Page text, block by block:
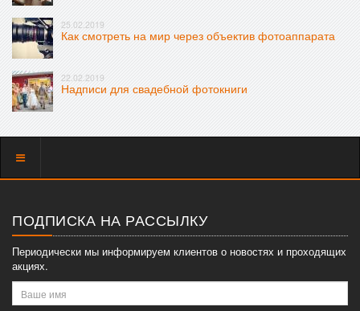
25.02.2019
Как смотреть на мир через объектив фотоаппарата
22.02.2019
Надписи для свадебной фотокниги
Показать
ПОДПИСКА НА РАССЫЛКУ
Периодически мы информируем клиентов о новостях и проходящих
акциях.
Ваше
имя